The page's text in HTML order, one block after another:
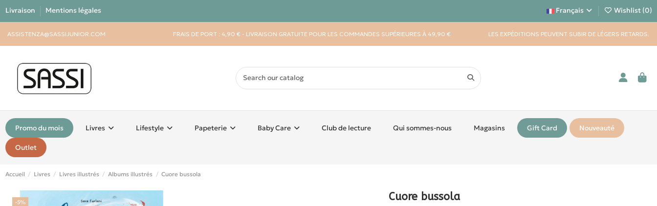
Livraison Mentions légales Français Wishlist (0)
ASSISTENZA@SASSIJUNIOR.COM FRAIS DE PORT : 4,90 € - LIVRAISON GRATUITE POUR LES COMMANDES SUPÉRIEURES À 49,90 € LES EXPÉDITIONS PEUVENT SUBIR DE LÉGERS RETARDS.
Promo du mois Livres Lifestyle Papeterie Baby Care Club de lecture Qui sommes-nous Magasins Gift Card Nouveauté
Outlet
Accueil Livres Livres illustrés Albums illustrés Cuore bussola
-5% Cuore bussola